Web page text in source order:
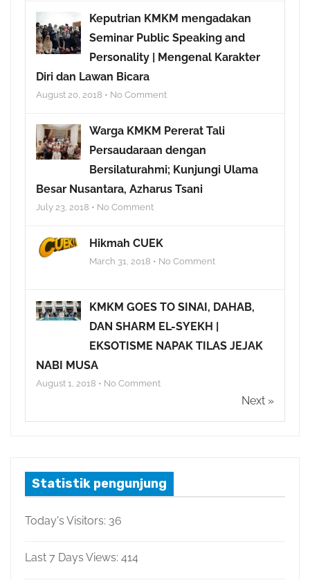
Keputrian KMKM mengadakan
Seminar Public Speaking and
Personality | Mengenal Karakter
Diri dan Lawan Bicara
August 20, 2018 • No Comment
Warga KMKM Pererat Tali
Persaudaraan dengan
Bersilaturahmi; Kunjungi Ulama
Besar Nusantara, Azharus Tsani
July 23, 2018 • No Comment
Hikmah CUEK
March 31, 2018 • No Comment
KMKM GOES TO SINAI, DAHAB,
DAN SHARM EL-SYEKH |
EKSOTISME NAPAK TILAS JEJAK
NABI MUSA
August 1, 2018 • No Comment
Next »
Statistik pengunjung
Today's Visitors: 36
Last 7 Days Views: 414